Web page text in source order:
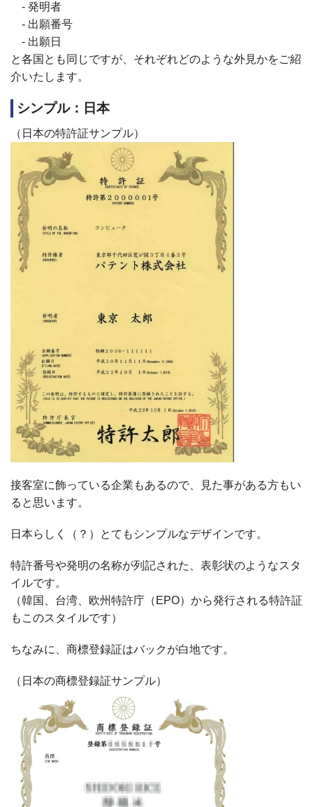
- 発明者
- 出願番号
- 出願日
と各国とも同じですが、それぞれどのような外見かをご紹
介いたします。
シンプル：日本
（日本の特許証サンプル）
接客室に飾っている企業もあるので、見た事がある方もい
ると思います。
日本らしく（？）とてもシンプルなデザインです。
特許番号や発明の名称が列記された、表彰状のようなスタ
イルです。
（韓国、台湾、欧州特許庁（ EPO）から発行される特許証
もこのスタイルです）
ちなみに、商標登録証はバックが白地です。
（日本の商標登録証サンプル）